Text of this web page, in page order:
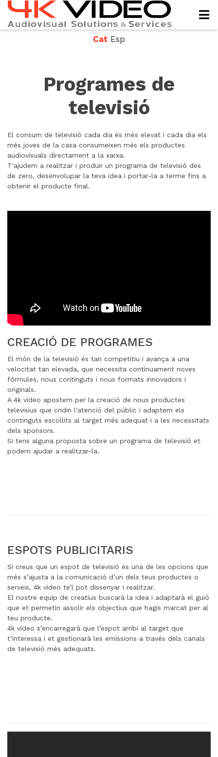
Cat Esp
Programes de
televisió
El consum de televisió cada dia és més elevat i cada dia els
més joves de la casa consumeixen més els productes
audiovisuals directament a la xarxa.
T'ajudem a realitzar i produir un programa de televisió des
de zero, desenvolupar la teva idea i portar-la a terme fins a
obtenir el producte final.
CREACIÓ DE PROGRAMES
El món de la televisió és tan competitiu i avança a una
velocitat tan elevada, que necessita contínuament noves
fórmules, nous continguts i nous formats innovadors i
originals.
A 4k vídeo apostem per la creació de nous productes
televisius que cridin l'atenció del públic i adaptem els
continguts escollits al target més adequat i a les necessitats
dels sponsors.
Si tens alguna proposta sobre un programa de televisió et
podem ajudar a realitzar-la.
ESPOTS PUBLICITARIS
Si creus que un espot de televisió és una de les opcions que
més s’ajusta a la comunicació d’un dels teus productes o
serveis, 4k video te’l pot dissenyar i realitzar.
El nostre equip de creatius buscarà la idea i adaptarà el guió
que et permetin assolir els objectius que hagis marcat per al
teu producte.
4k vídeo s’encarregarà que l’espot arribi al target que
t’interessa i et gestionarà les emissions a través dels canals
de televisió més adequats.